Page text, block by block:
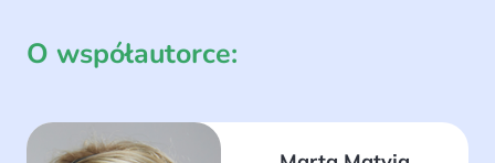
O współautorce: